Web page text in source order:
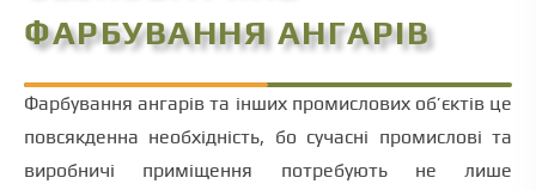
ФАРБУВАННЯ АНГАРІВ
Фарбування ангарів та інших промислових об’єктів це
повсякденна необхідність, бо сучасні промислові та
виробничі приміщення потребують не лише